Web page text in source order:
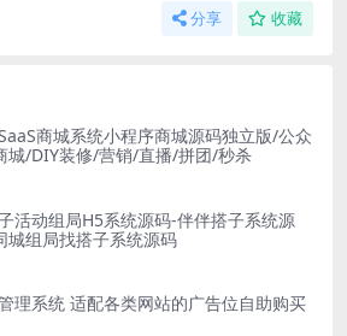
分享 收藏
商城系统小程序商城源码独立版/公众
城/DIY装修/营销/直播/拼团/秒杀
活动组局H5系统源码-伴伴搭子系统源
城组局找搭子系统源码
理系统 适配各类网站的广告位自助购买